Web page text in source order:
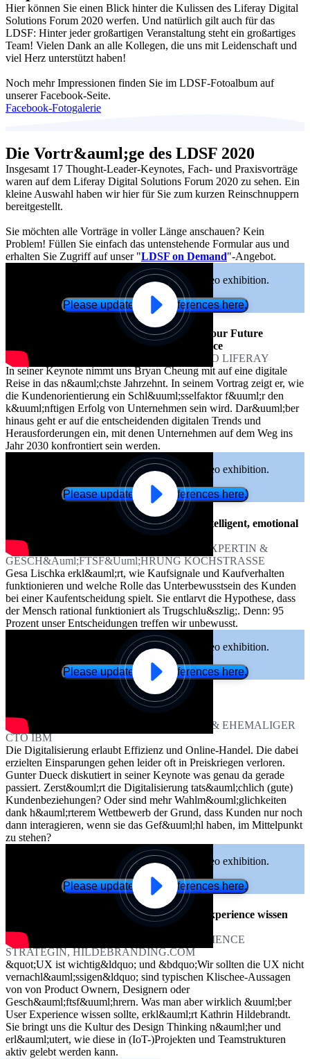
Hier können Sie einen Blick hinter die Kulissen des Liferay Digital
Solutions Forum 2020 werfen. Und natürlich gilt auch für das
LDSF: Hinter jeder großartigen Veranstaltung steht ein großartiges
Team! Vielen Dank an alle Kollegen, die uns mit Leidenschaft und
viel Herz unterstützt haben!
Noch mehr Impressionen finden Sie im LDSF-Fotoalbum auf
unserer Facebook-Seite.
Facebook-Fotogalerie
Die Vortr&auml;ge des LDSF 2020
Insgesamt 17 Thought-Leader-Keynotes, Fach- und Praxisvorträge
waren auf dem Liferay Digital Solutions Forum 2020 zu sehen. Ein
kleine Auswahl haben wir hier für Sie zum kurzen Reinschnuppern
bereitgestellt.
Sie möchten alle Vorträge in voller Länge anschauen? Kein
Problem! Füllen Sie einfach das untenstehende Formular aus und
erhalten Sie Zugriff auf unser "LDSF on Demand"-Angebot.
Functional cookies are required for video exhibition.
Please update your preferences here.
Less Tech, More Mindset &ndash; Create Your Future
Readiness with a Digital Customer Experience
BRYAN CHEUNG, GR&Uuml;NDER & CEO LIFERAY
In seiner Keynote nimmt uns Bryan Cheung mit auf eine digitale
Reise in das n&auml;chste Jahrzehnt. In seinem Vortrag zeigt er, wie
die Kundenorientierung ein Schl&uuml;sselfaktor f&uuml;r den
k&uuml;nftigen Erfolg von Unternehmen sein wird. Dar&uuml;ber
hinaus geht er auf die entscheidenden digitalen Trends und
Herausforderungen ein, mit denen Unternehmen auf dem Weg ins
Jahr 2030 konfrontiert sein werden.
Functional cookies are required for video exhibition.
Please update your preferences here.
Neuro-CX &ndash; Kundenbeziehungen intelligent, emotional
GESA LISCHKA, NEUROMARKETING-EXPERTIN &
GESCH&Auml;FTSF&Uuml;HRUNG KOCHSTRASSE
Gesa Lischka erkl&auml;rt, wie Kaufsignale und Kaufverhalten
funktionieren und welche Rolle das Unterbewusstsein des Kunden
bei einer Kaufentscheidung spielt. Sie entlarvt die Hypothese, dass
der Mensch rational funktioniert als Trugschlu&szlig;. Denn: 95
Prozent unser Entscheidungen treffen wir unbewusst.
Functional cookies are required for video exhibition.
Please update your preferences here.
Digitale Disruption &ndash; das Ende guter
GUNTER DUECK, BESTSELLERAUTOR & EHEMALIGER
CTO IBM
Die Digitalisierung erlaubt Effizienz und Online-Handel. Die dabei
erzielten Einsparungen gehen leider oft in Preiskriegen verloren.
Gunter Dueck diskutiert in seiner Keynote was genau da gerade
passiert. Zerst&ouml;rt die Digitalisierung tats&auml;chlich (gute)
Kundenbeziehungen? Oder sind mehr Wahlm&ouml;glichkeiten
dank h&auml;rterem Wettbewerb der Grund, dass Kunden nur noch
dann interagieren, wenn sie das Gef&uuml;hl haben, im Mittelpunkt
zu stehen?
Functional cookies are required for video exhibition.
Please update your preferences here.
Was IT-Verantwortliche &uuml;ber User Experience wissen
KATHRIN HILDEBRANDT, USER EXPERIENCE
STRATEGIN, HILDEBRANDING.COM
&quot;UX ist wichtig&ldquo; und &bdquo;Wir sollten die UX nicht
vernachl&auml;ssigen&ldquo; sind typischen Klischee-Aussagen
von von Product Ownern, Designern oder
Gesch&auml;ftsf&uuml;hrern. Was man aber wirklich &uuml;ber
User Experience wissen sollte, erkl&auml;rt Kathrin Hildebrandt.
Sie bringt uns die Kultur des Design Thinking n&auml;her und
erl&auml;utert, wie diese in (IoT-)Projekten und Teamstrukturen
aktiv gelebt werden kann.